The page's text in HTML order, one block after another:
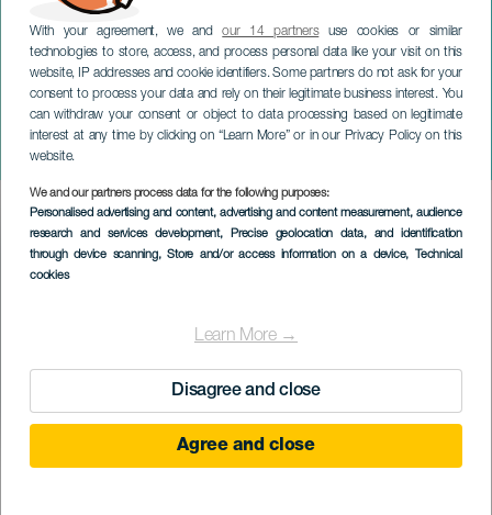
With your agreement, we andour 14 partnersuse cookies or similar
technologies to store, access, and process personal data like your visit on this
website, IP addresses and cookie identifiers. Some partners do not ask for your
consent to process your data and rely on their legitimate business interest. You
can withdraw your consent or object to data processing based on legitimate
interest at any time by clicking on “Learn More” or in our Privacy Policy on this
website.
We and our partners process data for the following purposes:
Personalised advertising and content, advertising and content measurement, audience
research and services development, Precise geolocation data, and identification
through device scanning, Store and/or access information on a device, Technical
cookies
Learn More →
Disagree and close
Agree and close
Звуковые ландшафты
ГРАН-КАНАРИЯ
Imagen
Listado